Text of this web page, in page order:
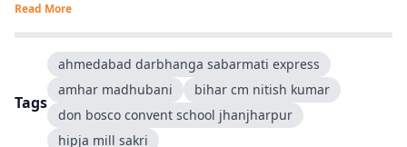
Read More
Tags
ahmedabad darbhanga sabarmati express
amhar madhubani
bihar cm nitish kumar
don bosco convent school jhanjharpur
hipja mill sakri